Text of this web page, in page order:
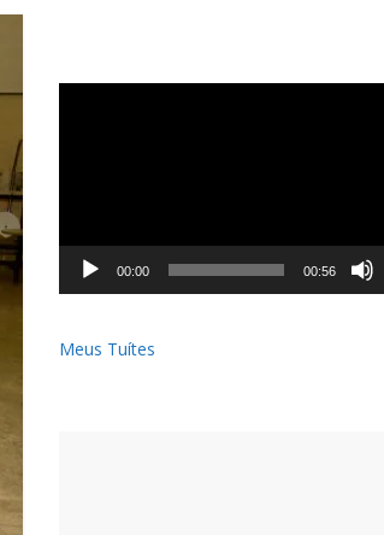
00:00 00:56
Meus Tuítes